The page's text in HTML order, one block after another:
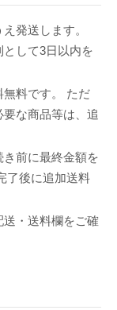
発送します。
して3日以内を
無料です。 ただ
な商品等は、追
前に最終金額を
了後に追加送料
・送料欄をご確